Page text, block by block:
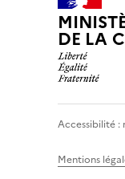
DE LA
Accessibilité
Mentions